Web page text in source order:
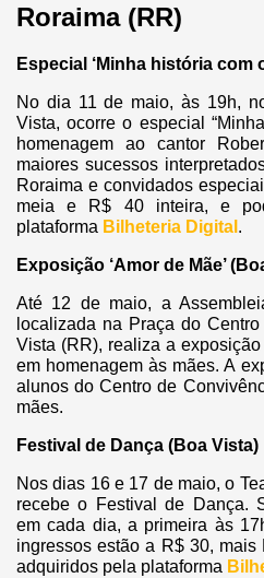
Roraima (RR)
Especial ‘Minha história com
No dia 11 de maio, às 19h,
Vista, ocorre o especial
homenagem ao cantor
maiores sucessos
Roraima e convidados
meia e R$ 40 inteira, e
plataforma Bilheteria Digital .
Exposição ‘Amor de Mãe’
Até 12 de maio, a
localizada na Praça do
Vista (RR), realiza a exposição
em homenagem às mães. A
alunos do Centro de
mães.
Festival de Dança (Boa Vista)
Nos dias 16 e 17 de maio, o
recebe o Festival de Dança.
em cada dia, a primeira às
ingressos estão a R$ 30,
adquiridos pela plataforma